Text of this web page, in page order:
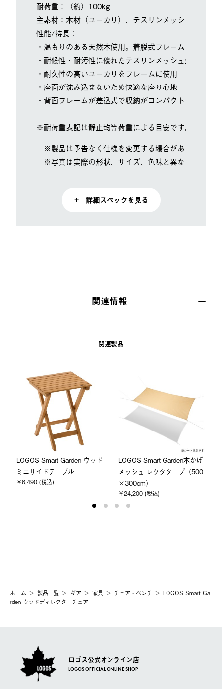
耐荷重：（約）100kg
主素材：木材（ユーカリ）、テスリンメッシュ
性能/特長：
・温もりのある天然木使用。着脱式フレームでコンパ
・耐候性・耐汚性に優れたテスリンメッシュ生地使用
・耐久性の高いユーカリをフレームに使用
・座面が沈み込まないため快適な座り心地
・背面フレームが差込式で収納がコンパクト
※耐荷重表記は静止均等荷重による目安です。
※製品は予告なく仕様を変更する場合があります。
※写真は実際の形状、サイズ、色味と異なる場合が
+ 詳細スペックを見る
関連情報
関連製品
LOGOS Smart Garden ウッド
ミニサイドテーブル
￥6,490 (税込)
LOGOS Smart Garden木かげ
メッシュ レクタタープ（500
×300cm）
￥24,200 (税込)
ホーム 製品⼀覧 ギア 家具 チェア・ベンチ
LOGOS Smart Ga
rden ウッドディレクターチェア
ロゴス公式オンライン店
LOGOS OFFICIAL ONLINE SHOP